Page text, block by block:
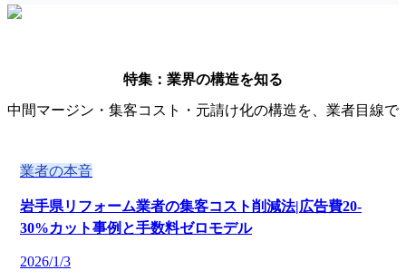
特集：業界の構造を知る
中間マージン・集客コスト・元請け化の構造を、業者目線で
業者の本音
岩手県リフォーム業者の集客コスト削減法|広告費20-
30%カット事例と手数料ゼロモデル
2026/1/3